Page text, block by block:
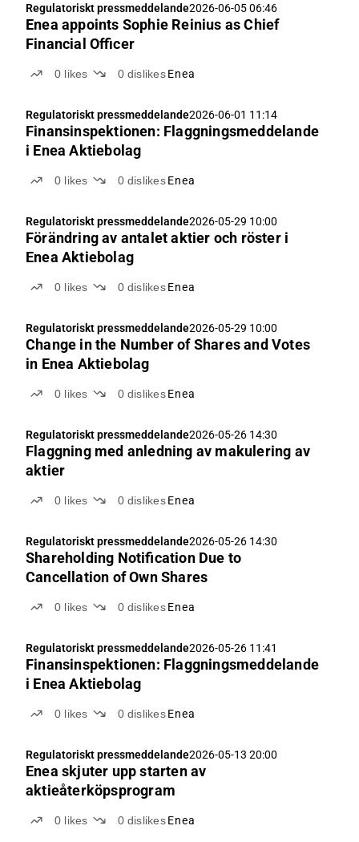
Regulatoriskt pressmeddelande2026-06-05 06:46
Enea appoints Sophie Reinius as Chief
Financial Officer
0 likes 0 dislikes Enea
Regulatoriskt pressmeddelande2026-06-01 11:14
Finansinspektionen: Flaggningsmeddelande
i Enea Aktiebolag
0 likes 0 dislikes Enea
Regulatoriskt pressmeddelande2026-05-29 10:00
Förändring av antalet aktier och röster i
Enea Aktiebolag
0 likes 0 dislikes Enea
Regulatoriskt pressmeddelande2026-05-29 10:00
Change in the Number of Shares and Votes
in Enea Aktiebolag
0 likes 0 dislikes Enea
Regulatoriskt pressmeddelande2026-05-26 14:30
Flaggning med anledning av makulering av
aktier
0 likes 0 dislikes Enea
Regulatoriskt pressmeddelande2026-05-26 14:30
Shareholding Notification Due to
Cancellation of Own Shares
0 likes 0 dislikes Enea
Regulatoriskt pressmeddelande2026-05-26 11:41
Finansinspektionen: Flaggningsmeddelande
i Enea Aktiebolag
0 likes 0 dislikes Enea
Regulatoriskt pressmeddelande2026-05-13 20:00
Enea skjuter upp starten av
aktieåterköpsprogram
0 likes 0 dislikes Enea